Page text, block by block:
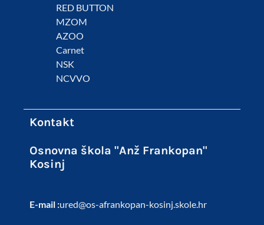
RED BUTTON
MZOM
AZOO
Carnet
NSK
NCVVO
Kontakt
Osnovna škola "Anž Frankopan"
Kosinj
E-mail :ured@os-afrankopan-kosinj.skole.hr